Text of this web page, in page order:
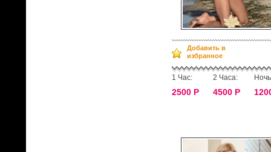
Добавить в
избранное
1 Час:
2500 Р
2 Часа:
4500 Р